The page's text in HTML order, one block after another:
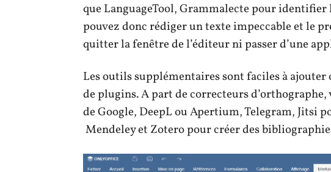
que LanguageTool, Grammalecte pour identifier
pouvez donc rédiger un texte impeccable et le
quitter la fenêtre de l’éditeur ni passer d’une
Les outils supplémentaires sont faciles à
de plugins. A part de correcteurs
de Google, DeepL ou Apertium, Telegram, Jitsi
Mendeley et Zotero pour créer des